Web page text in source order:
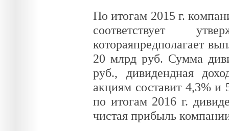
По итогам 2015 г.
соответствует
котораяпредполагает
20 млрд руб. Сумма
руб., дивидендная
акциям составит 4,3%
по итогам 2016 г.
чистая прибыль